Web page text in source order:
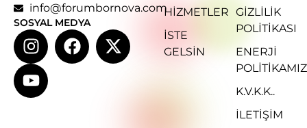
info@forumbornova.com
SOSYAL MEDYA
HIZMETLER
İSTE
GELSIN
GIZLILIK
POLITIKASI
ENERJI
POLITIKAMIZ
K.V.K.K..
İLETİŞİM